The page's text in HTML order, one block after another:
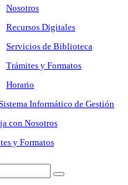
Nosotros
Recursos Digitales
Servicios de Biblioteca
Trámites y Formatos
Horario
Informático de Gestión
con Nosotros
y Formatos